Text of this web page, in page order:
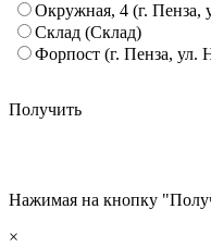
Окружная, 4 (г. Пенза,
Склад (Склад)
Форпост (г. Пенза, ул.
Получить
Нажимая на кнопку
×